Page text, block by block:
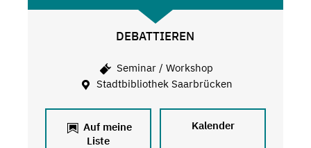
DEBATTIEREN
Seminar / Workshop
Stadtbibliothek Saarbrücken
Auf meine
Liste
Kalender